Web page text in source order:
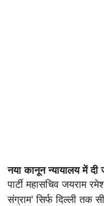
नया कानून न्यायालय में दी
पार्टी महासचिव जयराम
संग्राम’ सिर्फ दिल्ली तक